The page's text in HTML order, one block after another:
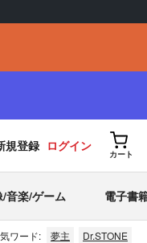
規登録 ログイン
カート
/音楽/ゲーム 電子書
ワード: 夢主 Dr.STONE